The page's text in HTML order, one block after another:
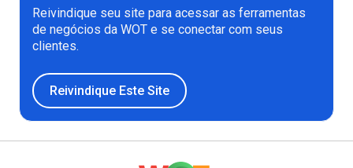
Reivindique seu site para acessar as ferramentas
de negócios da WOT e se conectar com seus
clientes.
Reivindique Este Site